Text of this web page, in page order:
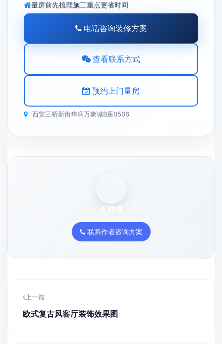
量房前先梳理施工重点更省时间
电话咨询装修方案
查看联系方式
预约上门量房
西安三桥新街华润万象城B座0506
王师傅
联系作者咨询方案
上一篇
欧式复古风客厅装饰效果图